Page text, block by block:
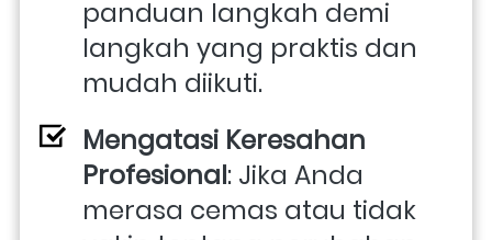
panduan langkah demi
langkah yang praktis dan
mudah diikuti.
Mengatasi Keresahan
Profesional: Jika Anda
merasa cemas atau tidak